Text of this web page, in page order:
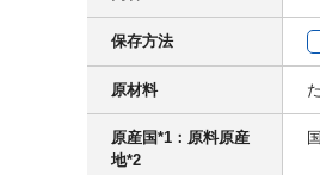
保存方法
原材料
原産国*1：原料原産
地*2